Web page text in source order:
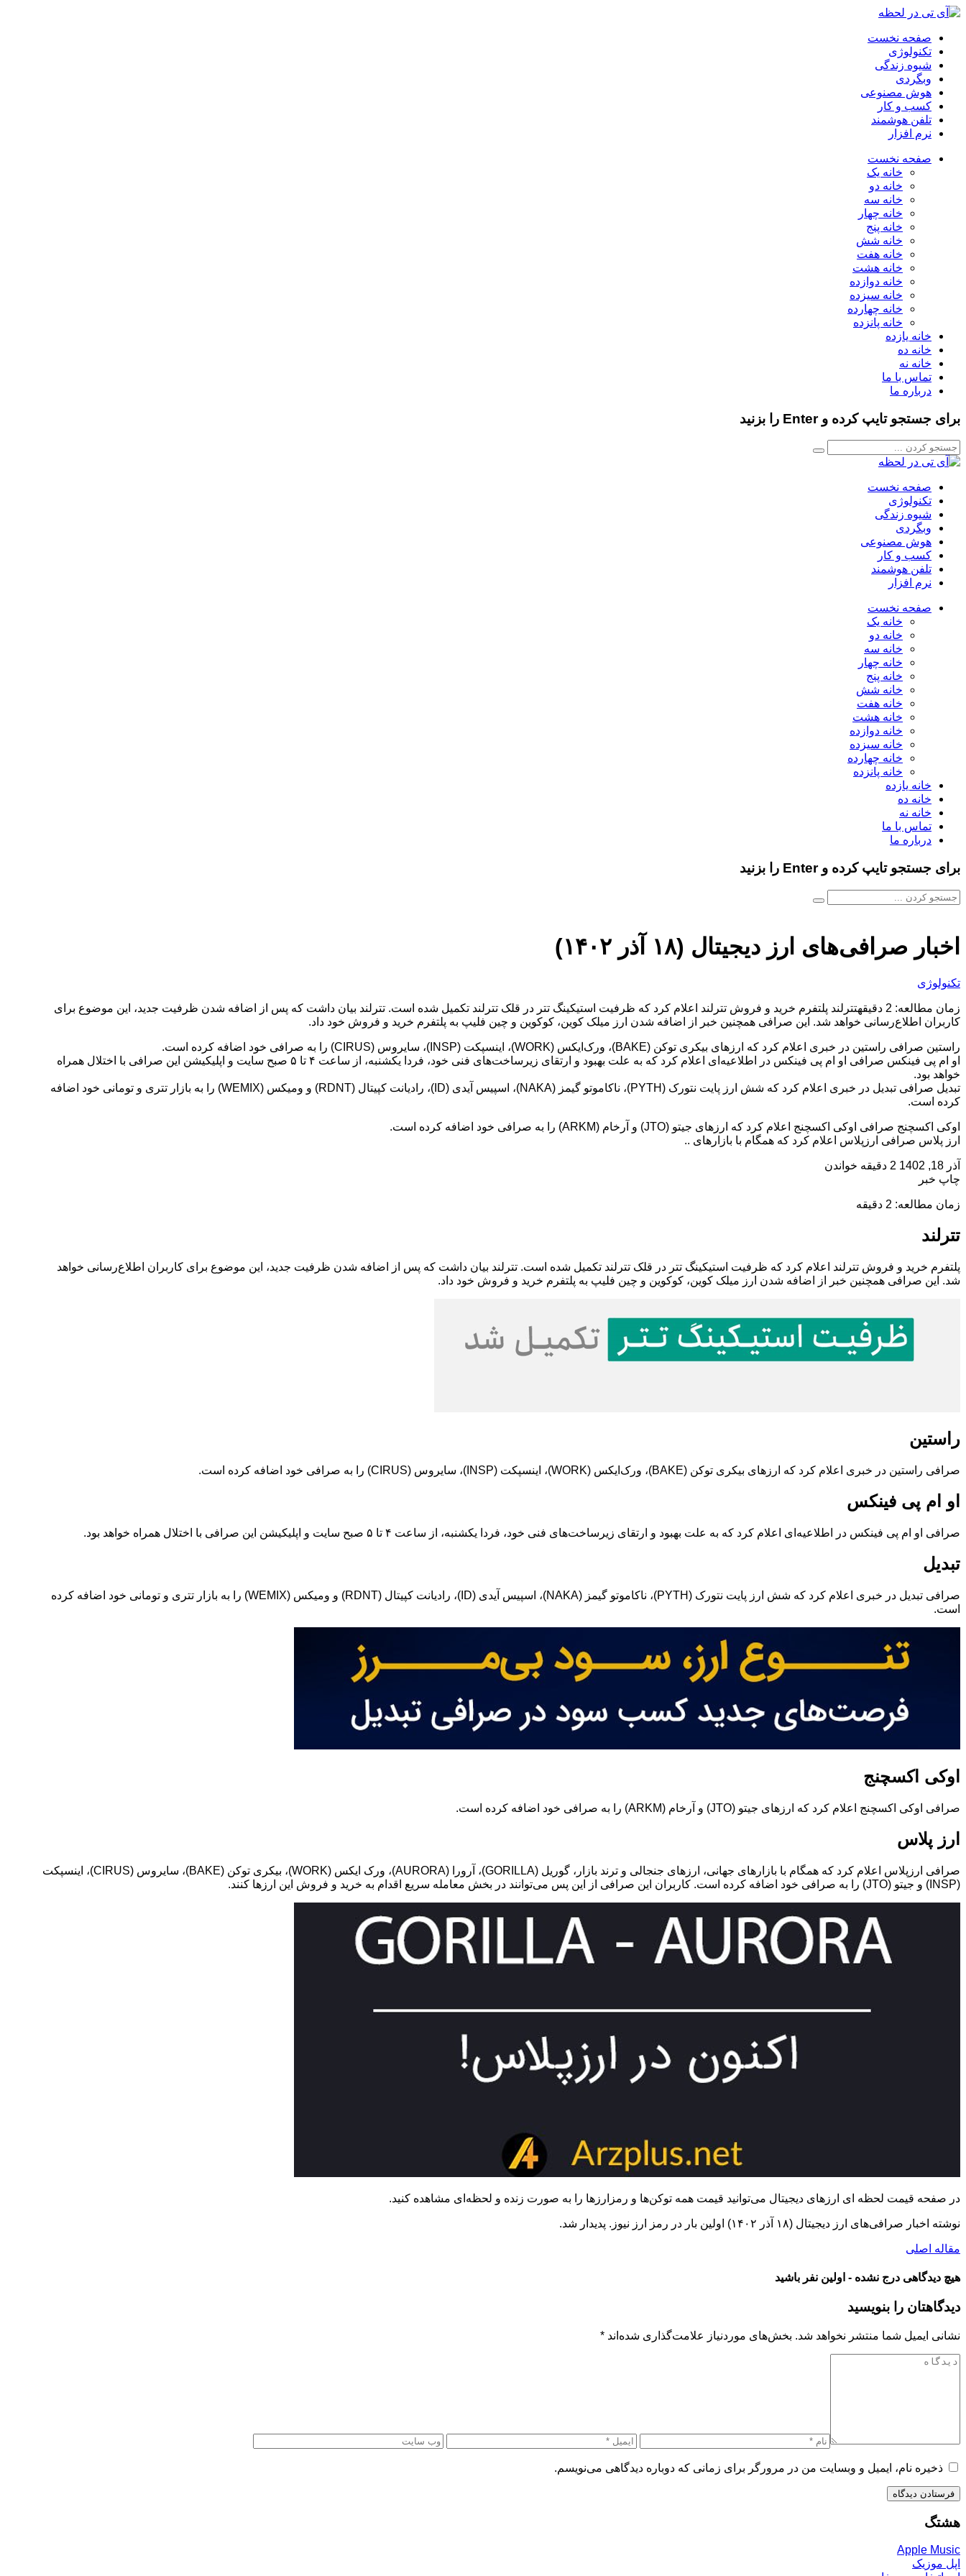
صفحه نخست
تکنولوژی
شیوه زندگی
وبگردی
هوش مصنوعی
کسب و کار
تلفن هوشمند
نرم افزار
صفحه نخست
خانه یک
خانه دو
خانه سه
خانه چهار
خانه پنج
خانه شش
خانه هفت
خانه هشت
خانه دوازده
خانه سیزده
خانه چهارده
خانه پانزده
خانه یازده
خانه ده
خانه نه
تماس با ما
درباره ما
برای جستجو تایپ کرده و Enter را بزنید
صفحه نخست
تکنولوژی
شیوه زندگی
وبگردی
هوش مصنوعی
کسب و کار
تلفن هوشمند
نرم افزار
صفحه نخست
خانه یک
خانه دو
خانه سه
خانه چهار
خانه پنج
خانه شش
خانه هفت
خانه هشت
خانه دوازده
خانه سیزده
خانه چهارده
خانه پانزده
خانه یازده
خانه ده
خانه نه
تماس با ما
درباره ما
برای جستجو تایپ کرده و Enter را بزنید
اخبار صرافی‌های ارز دیجیتال (۱۸ آذر ۱۴۰۲)
تکنولوژی
زمان مطالعه: 2 دقیقهتترلند پلتفرم خرید و فروش تترلند اعلام کرد که ظرفیت استیکینگ تتر در قلک تترلند تکمیل شده است. تترلند بیان داشت که پس از اضافه شدن ظرفیت جدید، این موضوع برای
کاربران اطلاع‌رسانی خواهد شد. این صرافی همچنین خبر از اضافه شدن ارز میلک کوین، کوکوین و چین فلیپ به پلتفرم خرید و فروش خود داد.
راستین صرافی راستین در خبری اعلام کرد که ارزهای بیکری توکن (BAKE)، ورک‌ایکس (WORK)، اینسپکت (INSP)، سایروس (CIRUS) را به صرافی خود اضافه کرده است.
او ام پی فینکس صرافی او ام پی فینکس در اطلاعیه‌ای اعلام کرد که به علت بهبود و ارتقای زیرساخت‌های فنی خود، فردا یکشنبه، از ساعت ۴ تا ۵ صبح سایت و اپلیکیشن این صرافی با اختلال همراه
خواهد بود.
تبدیل صرافی تبدیل در خبری اعلام کرد که شش ارز پایت نتورک (PYTH)، ناکاموتو گیمز (NAKA)، اسپیس آیدی (ID)، رادیانت کپیتال (RDNT) و ومیکس (WEMIX) را به بازار تتری و تومانی خود اضافه
کرده است.
اوکی اکسچنج صرافی اوکی اکسچنج اعلام کرد که ارزهای جیتو (JTO) و آرخام (ARKM) را به صرافی خود اضافه کرده است.
ارز پلاس صرافی ارزپلاس اعلام کرد که همگام با بازارهای ..
آذر 18, 1402
2 دقیقه خواندن
چاپ خبر
زمان مطالعه: 2 دقیقه
تترلند
پلتفرم خرید و فروش تترلند اعلام کرد که ظرفیت استیکینگ تتر در قلک تترلند تکمیل شده است. تترلند بیان داشت که پس از اضافه شدن ظرفیت جدید، این موضوع برای کاربران اطلاع‌رسانی خواهد
شد. این صرافی همچنین خبر از اضافه شدن ارز میلک کوین، کوکوین و چین فلیپ به پلتفرم خرید و فروش خود داد.
راستین
صرافی راستین در خبری اعلام کرد که ارزهای بیکری توکن (BAKE)، ورک‌ایکس (WORK)، اینسپکت (INSP)، سایروس (CIRUS) را به صرافی خود اضافه کرده است.
او ام پی فینکس
صرافی او ام پی فینکس در اطلاعیه‌ای اعلام کرد که به علت بهبود و ارتقای زیرساخت‌های فنی خود، فردا یکشنبه، از ساعت ۴ تا ۵ صبح سایت و اپلیکیشن این صرافی با اختلال همراه خواهد بود.
تبدیل
صرافی تبدیل در خبری اعلام کرد که شش ارز پایت نتورک (PYTH)، ناکاموتو گیمز (NAKA)، اسپیس آیدی (ID)، رادیانت کپیتال (RDNT) و ومیکس (WEMIX) را به بازار تتری و تومانی خود اضافه کرده
است.
اوکی اکسچنج
صرافی اوکی اکسچنج اعلام کرد که ارزهای جیتو (JTO) و آرخام (ARKM) را به صرافی خود اضافه کرده است.
ارز پلاس
صرافی ارزپلاس اعلام کرد که همگام با بازارهای جهانی، ارزهای جنجالی و ترند بازار، گوریل (GORILLA)، آرورا (AURORA)، ورک ایکس (WORK)، بیکری توکن (BAKE)، سایروس (CIRUS)، اینسپکت
(INSP) و جیتو (JTO) را به صرافی خود اضافه کرده است. کاربران این صرافی از این پس می‌توانند در بخش معامله سریع اقدام به خرید و فروش این ارزها کنند.
در صفحه قیمت لحظه ای ارزهای دیجیتال می‌توانید قیمت همه توکن‌ها و رمزارزها را به صورت زنده و لحظه‌ای مشاهده کنید.
نوشته اخبار صرافی‌های ارز دیجیتال (۱۸ آذر ۱۴۰۲) اولین بار در رمز ارز نیوز. پدیدار شد.
مقاله اصلی
هیچ دیدگاهی درج نشده - اولین نفر باشید
دیدگاهتان را بنویسید
نشانی ایمیل شما منتشر نخواهد شد. بخش‌های موردنیاز علامت‌گذاری شده‌اند *
ذخیره نام، ایمیل و وبسایت من در مرورگر برای زمانی که دوباره دیدگاهی می‌نویسم.
هشتگ
Apple Music
اپل موزیک